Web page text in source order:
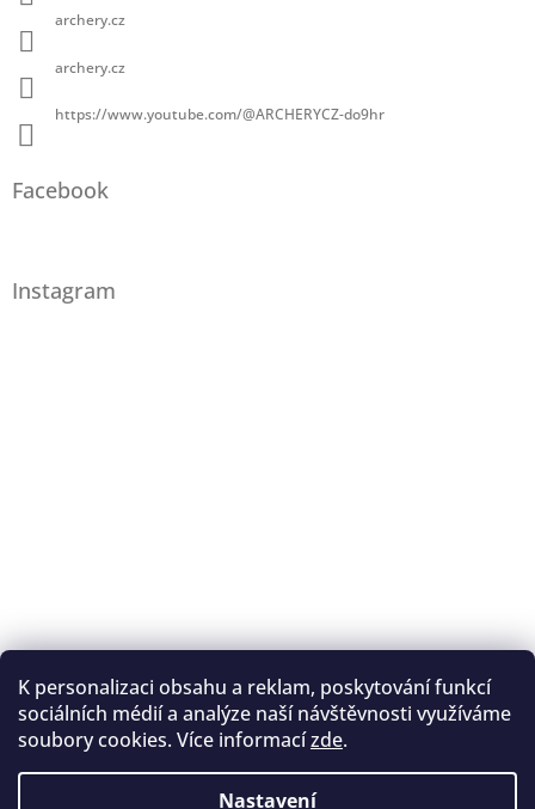
K personalizaci obsahu a reklam, poskytování funkcí
sociálních médií a analýze naší návštěvnosti využíváme
soubory cookies. Více informacízde.
Nastavení
archery.cz
archery.cz
https://www.youtube.com/@ARCHERYCZ-do9hr
Facebook
Instagram
Sledovat na Instagramu
Registrace na lukostřelbu
I. Královský lukostřelecký klub
Český lukostřelecký svaz